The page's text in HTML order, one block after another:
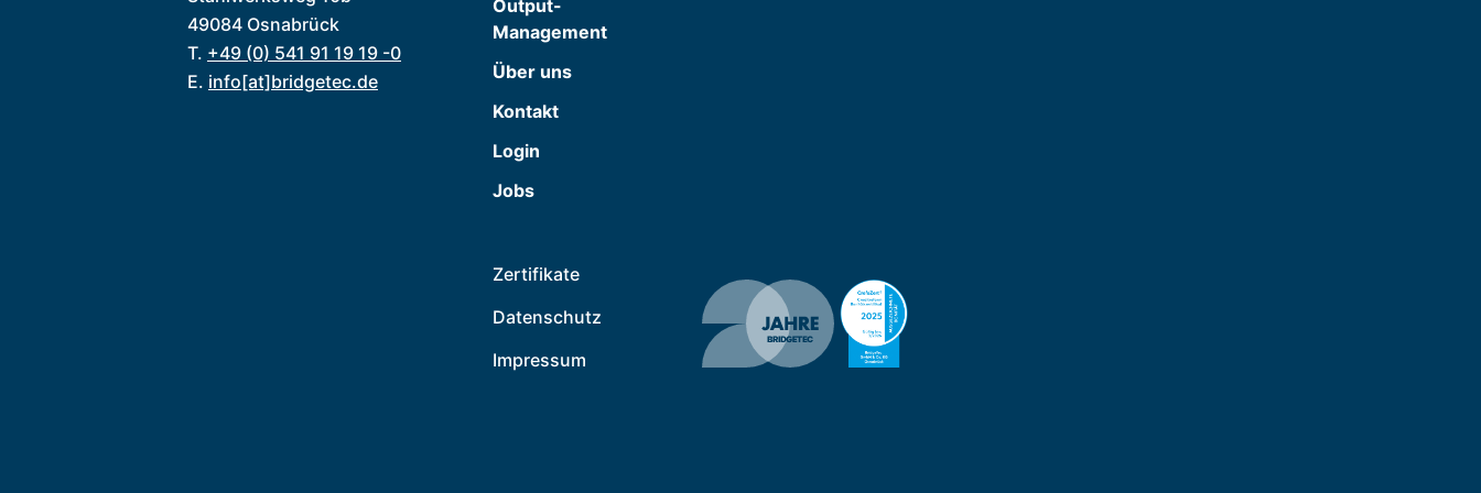
49084 Osnabrück
T. +49 (0) 541 91 19 19 -0
E. info[at]bridgetec.de
Output-
Management
Über uns
Kontakt
Login
Jobs
Zertifikate
Datenschutz
Impressum